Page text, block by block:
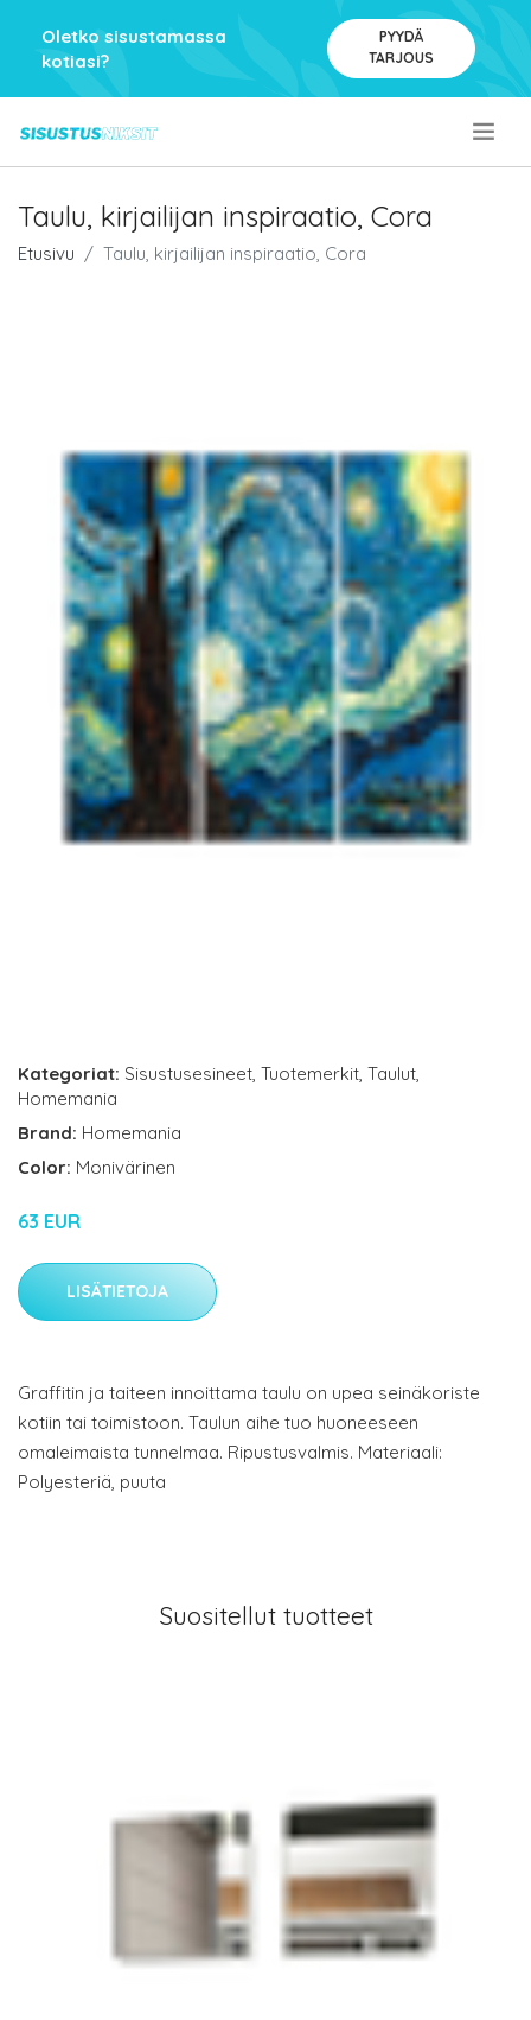
Oletko sisustamassa
kotiasi?
PYYDÄ
TARJOUS
Taulu, kirjailijan inspiraatio, Cora
Etusivu Taulu, kirjailijan inspiraatio, Cora
Kategoriat: Sisustusesineet, Tuotemerkit, Taulut,
Homemania
Brand: Homemania
Color: Monivärinen
63 EUR
LISÄTIETOJA
Graffitin ja taiteen innoittama taulu on upea seinäkoriste
kotiin tai toimistoon. Taulun aihe tuo huoneeseen
omaleimaista tunnelmaa. Ripustusvalmis. Materiaali:
Polyesteriä, puuta
Suositellut tuotteet